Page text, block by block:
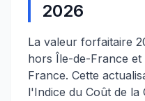
2026
La valeur forfaitaire
hors Île-de-France et
France. Cette
l'Indice du Coût de la